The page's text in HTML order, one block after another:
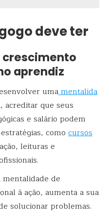
deve ter
crescimento
aprendiz
umamentalida
acreditar que seus
e salário podem
como cursos
leituras e
de
à ação, aumenta a sua
solucionar problemas.